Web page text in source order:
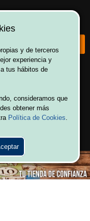
¡Bienvenido a Vulcania!
mesa
Ofertas
y de terceros
experiencia y
tus hábitos de
consideramos que
obtener más
Política de Cookies.